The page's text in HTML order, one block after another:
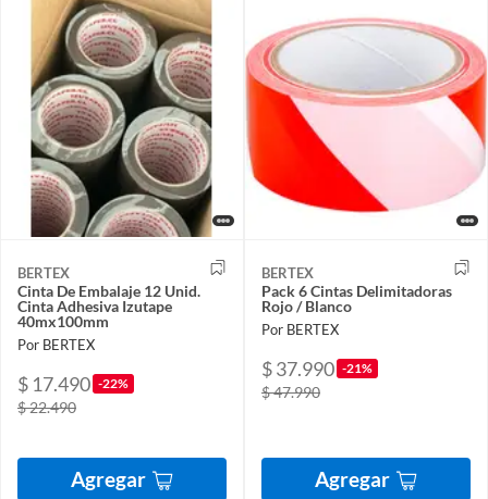
BERTEX
Cinta De Embalaje 12 Unid.
Cinta Adhesiva Izutape
40mx100mm
Por BERTEX
$ 17.490 -22%
$ 22.490
Agregar
BERTEX
Pack 6 Cintas Delimitadoras
Rojo / Blanco
Por BERTEX
$ 37.990 -21%
$ 47.990
Agregar